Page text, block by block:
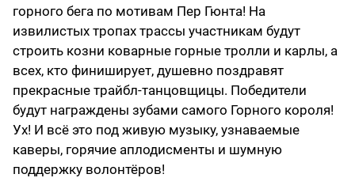
горного бега по мотивам Пер Гюнта! На
извилистых тропах трассы участникам будут
строить козни коварные горные тролли и карлы, а
всех, кто финиширует, душевно поздравят
прекрасные трайбл-танцовщицы. Победители
будут награждены зубами самого Горного короля!
Ух! И всё это под живую музыку, узнаваемые
каверы, горячие аплодисменты и шумную
поддержку волонтёров!